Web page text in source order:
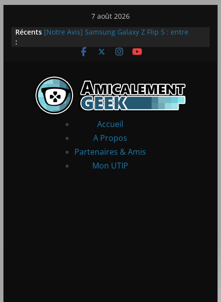
contenu
7 août 2026
Récents
:
[Notre Avis] Samsung Galaxy Z Flip 5 : entre
[PS5] New World Aeternum [Notre Avis]
LEGO dévoile la LEGO Technic McLaren P1
Accueil
A Propos
Partenaires & Amis
Mon UTIP